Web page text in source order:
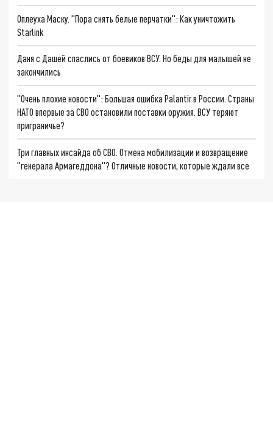
Оплеуха Маску. "Пора снять белые перчатки": Как уничтожить
Starlink
Даня с Дашей спаслись от боевиков ВСУ. Но беды для малышей не
закончились
"Очень плохие новости": Большая ошибка Palantir в России. Страны
НАТО впервые за СВО остановили поставки оружия. ВСУ теряют
приграничье?
Три главных инсайда об СВО. Отмена мобилизации и возвращение
"генерала Армагеддона"? Отличные новости, которые ждали все